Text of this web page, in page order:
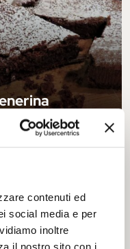
contenuti ed
social media e per
inoltre
RECEPIES